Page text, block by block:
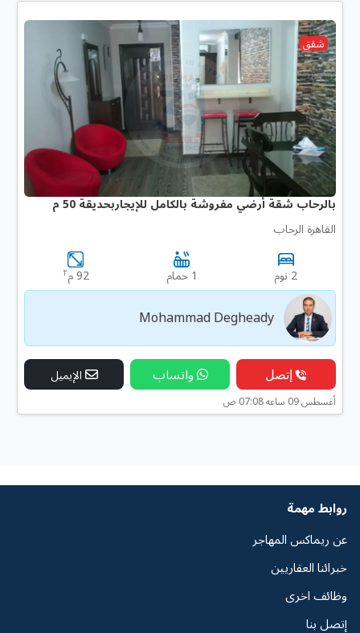
شقق
بالرحاب شقة أرضي مفروشة بالكامل للإيجاربحديقة 50 م
القاهرة الرحاب
2 نوم 1 حمام 92 م ٢
Mohammad Degheady
إتصل واتساب الإيميل
أغسطس 09 ساعه 07:08 ص
روابط مهمة
عن ريماكس المهاجر
خبرائنا العقاريين
وظائف اخرى
إتصل بنا